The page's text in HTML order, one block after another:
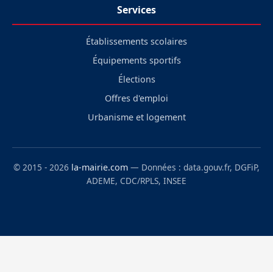
Services
Établissements scolaires
Équipements sportifs
Élections
Offres d'emploi
Urbanisme et logement
© 2015 - 2026 la-mairie.com — Données : data.gouv.fr, DGFiP,
ADEME, CDC/RPLS, INSEE